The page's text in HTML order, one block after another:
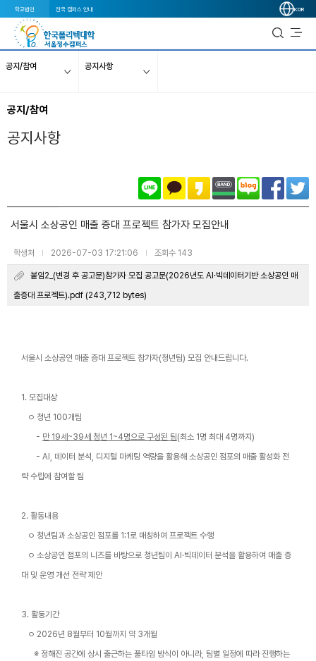
학교법인 전국 캠퍼스 안내 KOR
공지/참여 공지사항
공지/참여
공지사항
서울시 소상공인 매출 증대 프로젝트 참가자 모집안내
학생처 | 2026-07-03 17:21:06 | 조회수 143
붙임2_(변경 후 공고문)참가자 모집 공고문(2026년도 AI·빅데이터기반 소상공인 매
출증대 프로젝트).pdf (243,712 bytes)
서울시 소상공인 매출 증대 프로젝트 참가자(청년팀) 모집 안내드립니다.
1. 모집대상
ㅇ 청년 100개팀
- 만 19세~39세 청년 1~4명으로 구성된 팀(최소 1명 최대 4명까지)
- AI, 데이터 분석, 디지털 마케팅 역량을 활용해 소상공인 점포의 매출 활성화 전
략 수립에 참여할 팀
2. 활동내용
ㅇ 청년팀과 소상공인 점포를 1:1로 매칭하여 프로젝트 수행
ㅇ 소상공인 점포의 니즈를 바탕으로 청년팀이 AI·빅데이터 분석을 활용하여 매출 증
대 및 운영 개선 전략 제안
3. 활동기간
ㅇ 2026년 8월부터 10월까지 약 3개월
※ 정해진 공간에 상시 출근하는 풀타임 방식이 아니라, 팀별 일정에 따라 진행하는